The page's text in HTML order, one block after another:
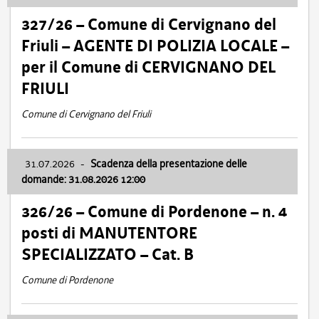
327/26 – Comune di Cervignano del
Friuli – AGENTE DI POLIZIA LOCALE –
per il Comune di CERVIGNANO DEL
FRIULI
Comune di Cervignano del Friuli
31.07.2026 - Scadenza della presentazione delle
domande: 31.08.2026 12:00
326/26 – Comune di Pordenone – n. 4
posti di MANUTENTORE
SPECIALIZZATO – Cat. B
Comune di Pordenone